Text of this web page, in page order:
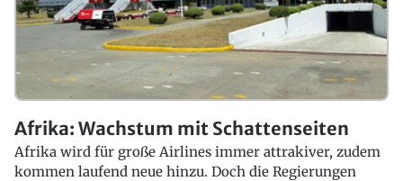
Afrika: Wachstum mit Schattenseiten
Afrika wird für große Airlines immer attrakiver, zudem
kommen laufend neue hinzu. Doch die Regierungen